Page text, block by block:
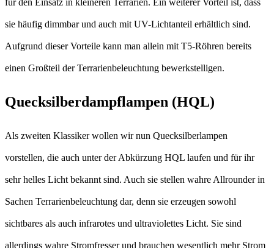
sie häufig dimmbar und auch mit UV-Lichtanteil erhältlich sind.
Aufgrund dieser Vorteile kann man allein mit T5-Röhren bereits
einen Großteil der Terrarienbeleuchtung bewerkstelligen.
Quecksilberdampflampen (HQL)
Als zweiten Klassiker wollen wir nun Quecksilberlampen
vorstellen, die auch unter der Abkürzung HQL laufen und für ihr
sehr helles Licht bekannt sind. Auch sie stellen wahre Allrounder in
Sachen Terrarienbeleuchtung dar, denn sie erzeugen sowohl
sichtbares als auch infrarotes und ultraviolettes Licht. Sie sind
allerdings wahre Stromfresser und brauchen wesentlich mehr Strom